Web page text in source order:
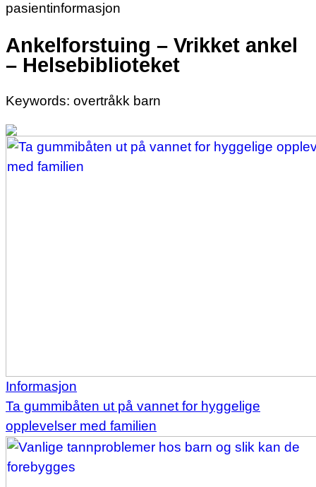
pasientinformasjon
Ankelforstuing – Vrikket ankel
– Helsebiblioteket
Keywords: overtråkk barn
Informasjon
Ta gummibåten ut på vannet for hyggelige
opplevelser med familien